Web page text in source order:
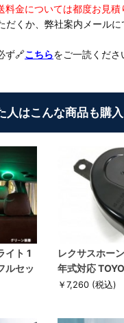
料金については都度お見積
だくか、弊社案内メールに
ず🔗こちらをご一読くださ
人はこんな商品も購
イト 1
ルセッ
レクサスホー
年式対応
￥7,260 (税込)